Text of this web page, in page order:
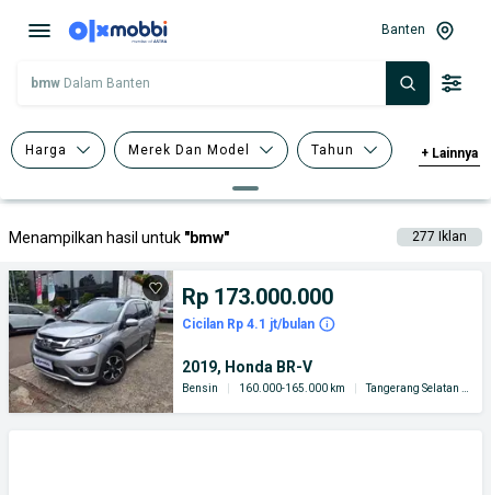
Banten
bmw Dalam Banten
Harga Merek Dan Model Tahun + Lainnya
Menampilkan hasil untuk "bmw" 277 Iklan
Rp 173.000.000
Cicilan Rp 4.1 jt/bulan
2019, Honda BR-V
Bensin 160.000-165.000 km Tangerang Selatan Kota